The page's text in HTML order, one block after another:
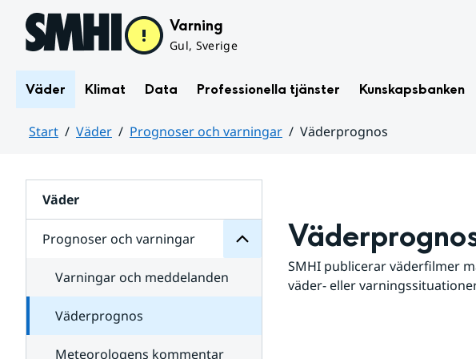
Hoppa till sidans innehåll Varning
Gul, Sverige
Väder Klimat Data Professionella tjänster Kunskapsbanken
Start Väder Prognoser och varningar
Väderprognos
Väder
Prognoser och varningar
för
varningar
Varningar och meddelanden
Väderprognos
Meteorologens kommentar
SMHI publicerar väderfilmer
väder- eller